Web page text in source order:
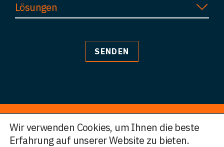
Lösungen
© HWF Partners 2026
Wir verwenden Cookies, um Ihnen die beste
Erfahrung auf unserer Website zu bieten.